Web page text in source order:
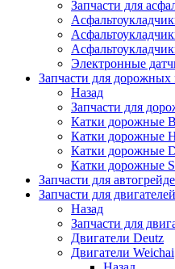
Запчасти для
Электронные
Запчасти для дорожных
Назад
Запчасти для
Катки дорожные
Катки дорожные
Катки дорожные
Катки дорожные
Запчасти для
Запчасти для двигателей
Назад
Запчасти для
Двигатели Deutz
Двигатели Weichai